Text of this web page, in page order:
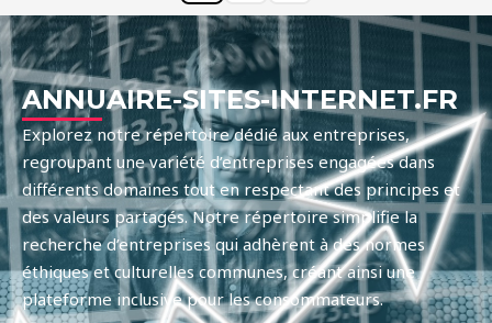
ANNUAIRE-SITES-INTERNET.FR
Explorez notre répertoire dédié aux entreprises,
regroupant une variété d’entreprises engagées dans
différents domaines tout en respectant des principes et
des valeurs partagés. Notre répertoire simplifie la
recherche d’entreprises qui adhèrent à des normes
éthiques et culturelles communes, créant ainsi une
plateforme inclusive pour les consommateurs.